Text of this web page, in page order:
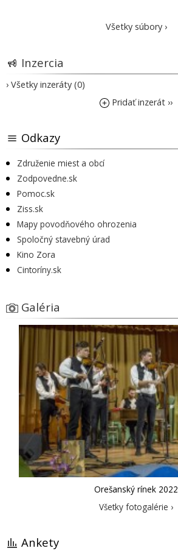
Všetky súbory ›
Inzercia
› Všetky inzeráty (0)
Pridať inzerát ››
Odkazy
Združenie miest a obcí
Zodpovedne.sk
Pomoc.sk
Ziss.sk
Mapy povodňového ohrozenia
Spoločný stavebný úrad
Kino Zora
Cintoríny.sk
Galéria
Orešanský rínek 2022
Všetky fotogalérie ›
Ankety